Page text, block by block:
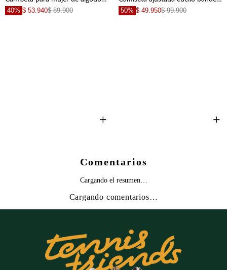
+
40% $ 53.940$ 89.900
+
50% $ 49.950$ 99.900
Comentarios
Cargando el resumen…
Cargando comentarios…